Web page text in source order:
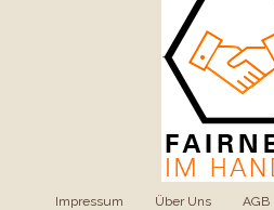
Impressum Über Uns AGB